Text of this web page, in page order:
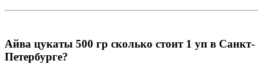
Айва цукаты 500 гр сколько стоит 1 уп в Санкт-
Петербурге?